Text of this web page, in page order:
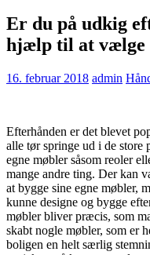
Er du på udkig
hjælp til at vælge
16. februar 2018 admin
Efterhånden er det blevet
alle tør springe ud i de store
egne møbler såsom reoler
mange andre ting. Der kan
at bygge sine egne møbler,
kunne designe og bygge
møbler bliver præcis, som
skabt nogle møbler, som er
boligen en helt særlig